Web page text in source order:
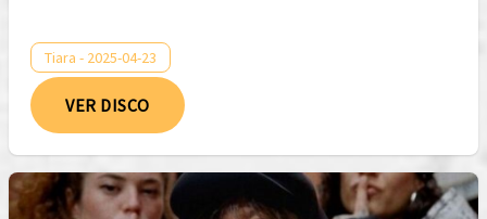
Tiara - 2025-04-23
VER DISCO